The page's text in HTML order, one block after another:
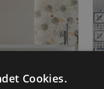
Cookies.